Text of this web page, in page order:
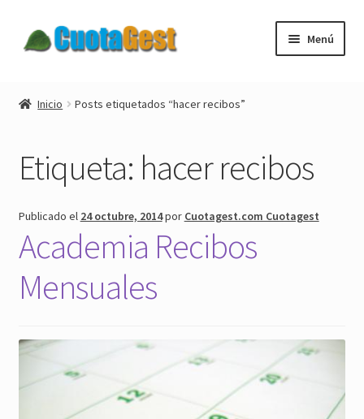
aal
Menú
Tienda
hijo
Blog
Mi cuenta
Nuestros clientes
Contactar
Inicio Posts etiquetados “hacer recibos”
Etiqueta: hacer recibos
Publicado el 24 octubre, 2014por Cuotagest.com Cuotagest
Academia Recibos
Mensuales